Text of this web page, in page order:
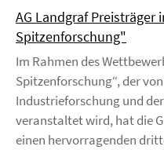
AG Landgraf Preisträger
Spitzenforschung"
Im Rahmen des
Spitzenforschung“, der
Industrieforschung und
veranstaltet wird, hat die
einen hervorragenden